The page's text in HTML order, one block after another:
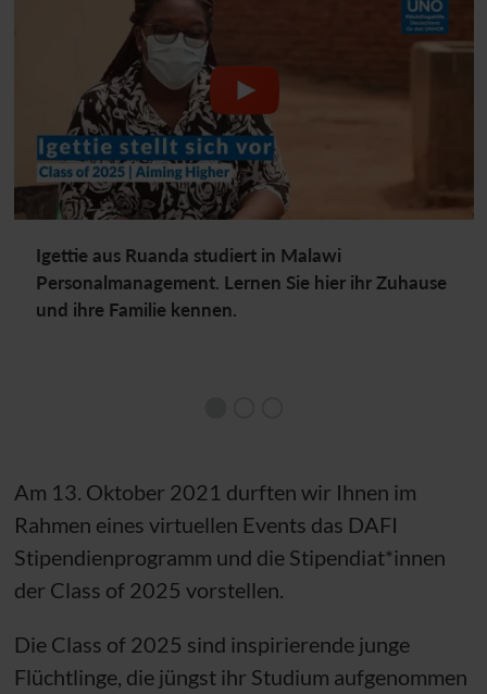
Igettie aus Ruanda studiert in Malawi
Personalmanagement. Lernen Sie hier ihr Zuhause
und ihre Familie kennen.
Am 13. Oktober 2021 durften wir Ihnen im
Rahmen eines virtuellen Events das DAFI
Stipendienprogramm und die Stipendiat*innen
der Class of 2025 vorstellen.
Die Class of 2025 sind inspirierende junge
Flüchtlinge, die jüngst ihr Studium aufgenommen